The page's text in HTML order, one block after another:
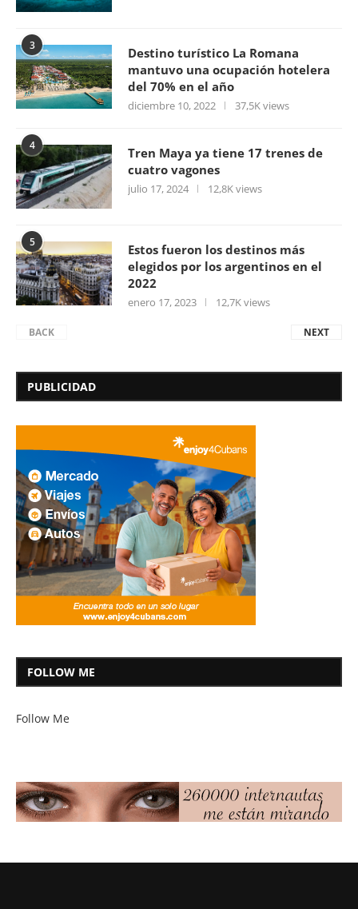
3
Destino turístico La Romana
mantuvo una ocupación hotelera
del 70% en el año
diciembre 10, 2022 37,5K views
4
Tren Maya ya tiene 17 trenes de
cuatro vagones
julio 17, 2024 12,8K views
5
Estos fueron los destinos más
elegidos por los argentinos en el
2022
enero 17, 2023 12,7K views
BACK NEXT
PUBLICIDAD
FOLLOW ME
Follow Me